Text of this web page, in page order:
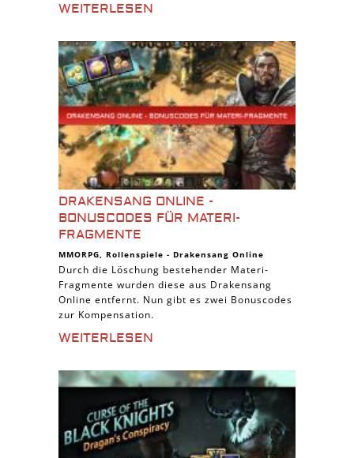
WEITERLESEN
DRAKENSANG ONLINE -
BONUSCODES FÜR MATERI-
FRAGMENTE
MMORPG, Rollenspiele - Drakensang Online
Durch die Löschung bestehender Materi-
Fragmente wurden diese aus Drakensang
Online entfernt. Nun gibt es zwei Bonuscodes
zur Kompensation.
WEITERLESEN